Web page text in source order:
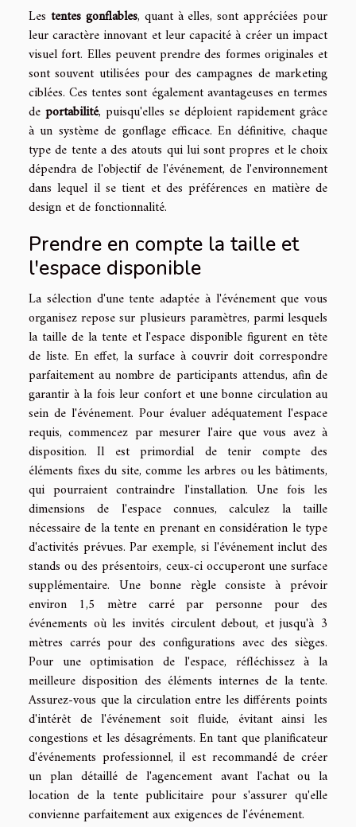
Les tentes gonflables, quant à elles, sont appréciées pour
leur caractère innovant et leur capacité à créer un impact
visuel fort. Elles peuvent prendre des formes originales et
sont souvent utilisées pour des campagnes de marketing
ciblées. Ces tentes sont également avantageuses en termes
de portabilité, puisqu'elles se déploient rapidement grâce
à un système de gonflage efficace. En définitive, chaque
type de tente a des atouts qui lui sont propres et le choix
dépendra de l'objectif de l'événement, de l'environnement
dans lequel il se tient et des préférences en matière de
design et de fonctionnalité.
Prendre en compte la taille et
l'espace disponible
La sélection d'une tente adaptée à l'événement que vous
organisez repose sur plusieurs paramètres, parmi lesquels
la taille de la tente et l'espace disponible figurent en tête
de liste. En effet, la surface à couvrir doit correspondre
parfaitement au nombre de participants attendus, afin de
garantir à la fois leur confort et une bonne circulation au
sein de l'événement. Pour évaluer adéquatement l'espace
requis, commencez par mesurer l'aire que vous avez à
disposition. Il est primordial de tenir compte des
éléments fixes du site, comme les arbres ou les bâtiments,
qui pourraient contraindre l'installation. Une fois les
dimensions de l'espace connues, calculez la taille
nécessaire de la tente en prenant en considération le type
d'activités prévues. Par exemple, si l'événement inclut des
stands ou des présentoirs, ceux-ci occuperont une surface
supplémentaire. Une bonne règle consiste à prévoir
environ 1,5 mètre carré par personne pour des
événements où les invités circulent debout, et jusqu'à 3
mètres carrés pour des configurations avec des sièges.
Pour une optimisation de l'espace, réfléchissez à la
meilleure disposition des éléments internes de la tente.
Assurez-vous que la circulation entre les différents points
d'intérêt de l'événement soit fluide, évitant ainsi les
congestions et les désagréments. En tant que planificateur
d'événements professionnel, il est recommandé de créer
un plan détaillé de l'agencement avant l'achat ou la
location de la tente publicitaire pour s'assurer qu'elle
convienne parfaitement aux exigences de l'événement.